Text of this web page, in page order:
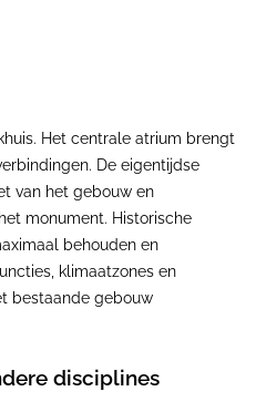
Het centrale atrium brengt
De eigentijdse
van het gebouw en
monument. Historische
behouden en
klimaatzones en
bestaande gebouw
disciplines